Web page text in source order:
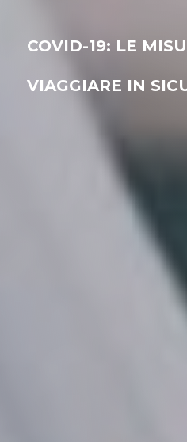
COVID-19: LE
VIAGGIARE IN